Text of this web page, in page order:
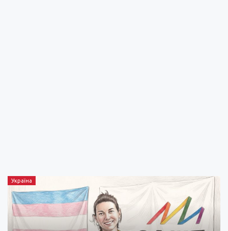
Україна